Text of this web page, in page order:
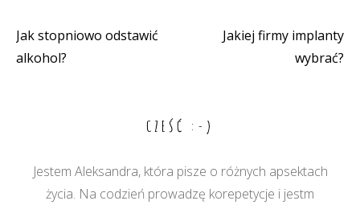
Nawigacja
Jak stopniowo odstawić
alkohol?
Jakiej firmy implanty
wybrać?
CZEŚĆ :-)
Jestem Aleksandra, która pisze o różnych apsektach
życia. Na codzień prowadzę korepetycje i jestm